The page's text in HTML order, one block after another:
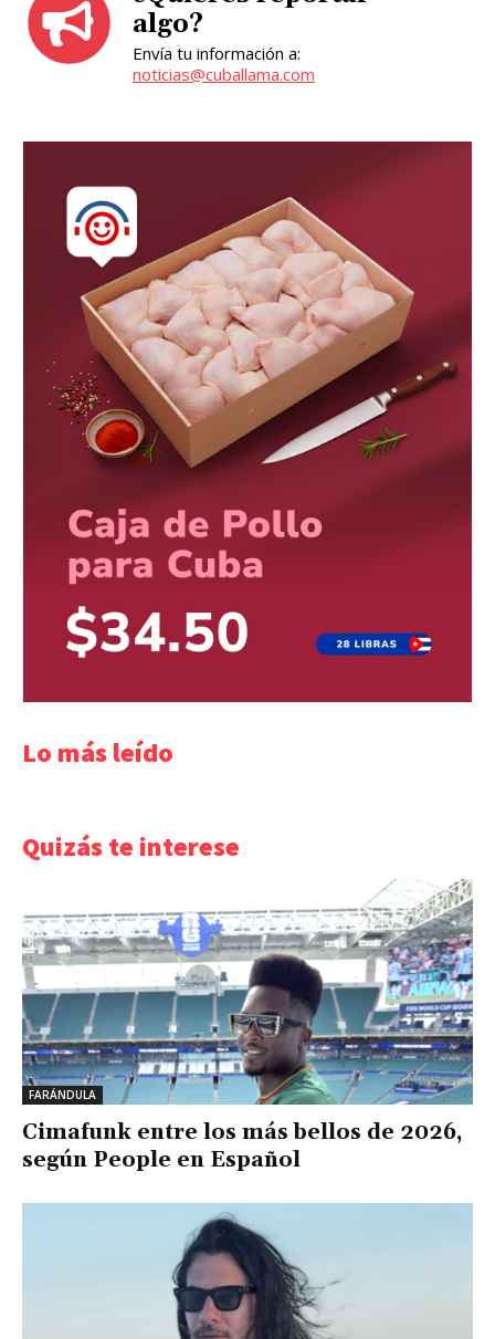
algo?
Envía tu información a:
noticias@cuballama.com
Lo más leído
Quizás te interese
FARÁNDULA
Cimafunk entre los más bellos de 2026,
según People en Español